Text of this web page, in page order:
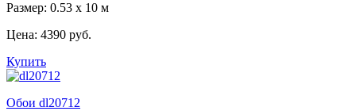
Размер: 0.53 x 10 м
Цена: 4390 руб.
Купить
Обои dl20712